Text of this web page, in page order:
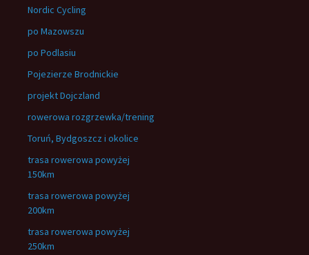
Nordic Cycling
po Mazowszu
po Podlasiu
Pojezierze Brodnickie
projekt Dojczland
rowerowa rozgrzewka/trening
Toruń, Bydgoszcz i okolice
trasa rowerowa powyżej
150km
trasa rowerowa powyżej
200km
trasa rowerowa powyżej
250km